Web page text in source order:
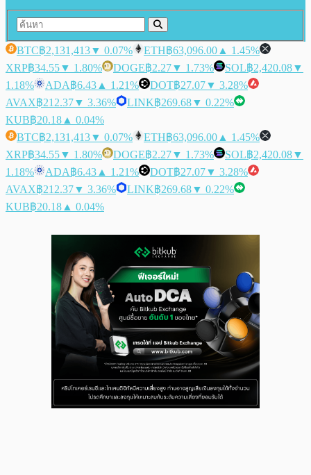
BTC฿2,131,413▼ 0.07% ETH฿63,096.00 ▲ 1.45%
XRP฿34.55▼ 1.80% DOGE฿2.27▼ 1.73% SOL฿2,420.08▼
1.18%
ADA฿6.43 ▲ 1.21% DOT฿27.07▼ 3.28%
AVAX฿212.37▼ 3.36% LINK฿269.68▼ 0.22%
KUB฿20.18 ▲ 0.04%
BTC฿2,131,413▼ 0.07% ETH฿63,096.00 ▲ 1.45%
XRP฿34.55▼ 1.80% DOGE฿2.27▼ 1.73% SOL฿2,420.08▼
1.18%
ADA฿6.43 ▲ 1.21% DOT฿27.07▼ 3.28%
AVAX฿212.37▼ 3.36% LINK฿269.68▼ 0.22%
KUB฿20.18 ▲ 0.04%